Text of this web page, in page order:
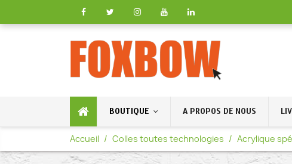
BOUTIQUE A PROPOS DE NOUS
Accueil Colles toutes technologies Acrylique